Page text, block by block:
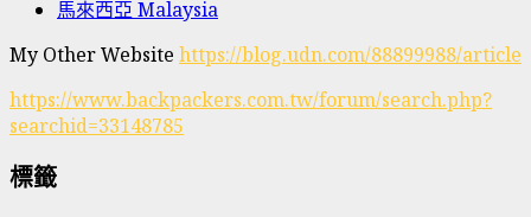
馬來西亞 Malaysia
My Other Website https://blog.udn.com/88899988/article
https://www.backpackers.com.tw/forum/search.php?
searchid=33148785
標籤